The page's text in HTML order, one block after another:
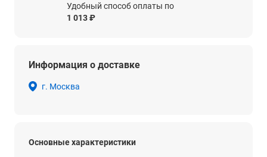
Удобный способ оплаты по
1 013 ₽
Информация о доставке
г. Москва
Основные характеристики